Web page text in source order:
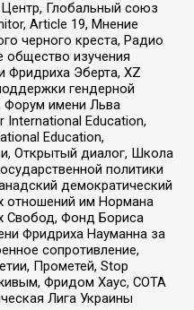
Глобальный союз
Article 19, Мнение
черного креста, Радио
общество изучения
Фридриха Эберта, XZ
гендерной
Форум имени Льва
International Education,
Education,
Открытый диалог, Школа
политики
демократический
отношений им Нормана
Свобод, Фонд Бориса
Фридриха Науманна за
сопротивление,
Прометей, Stop
Фридом Хаус, СОТА
Лига Украины